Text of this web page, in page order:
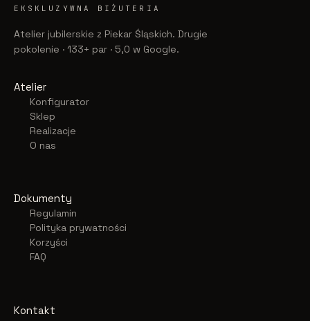
EKSKLUZYWNA BIŻUTERIA
Atelier jubilerskie z Piekar Śląskich. Drugie
pokolenie · 133+ par · 5,0 w Google.
Atelier
Konfigurator
Sklep
Realizacje
O nas
Dokumenty
Regulamin
Polityka prywatności
Korzyści
FAQ
Kontakt